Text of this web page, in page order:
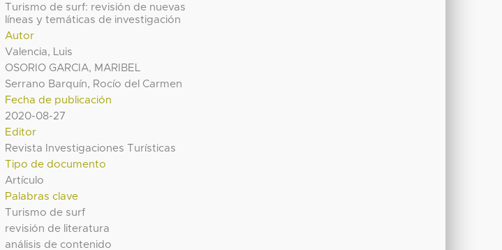
Turismo de surf: revisión de nuevas
líneas y temáticas de investigación
Autor
Valencia, Luis
OSORIO GARCIA, MARIBEL
Serrano Barquín, Rocío del Carmen
Fecha de publicación
2020-08-27
Editor
Revista Investigaciones Turísticas
Tipo de documento
Artículo
Palabras clave
Turismo de surf
revisión de literatura
análisis de contenido